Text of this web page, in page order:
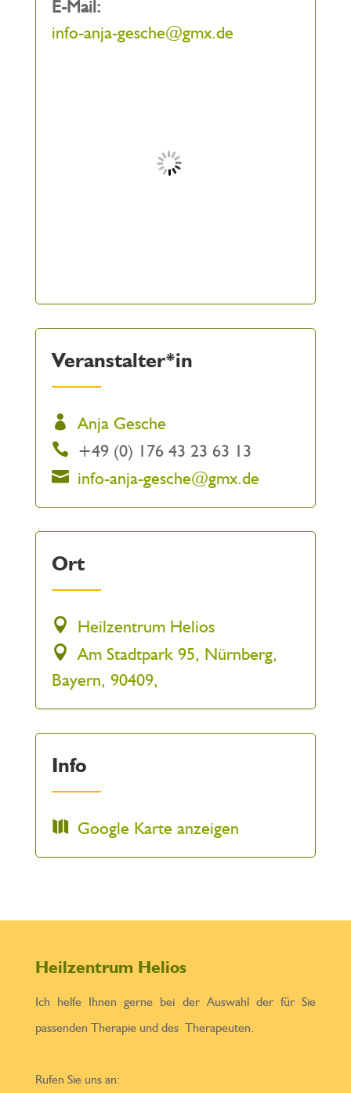
E-Mail:
info-anja-gesche@gmx.de
Veranstalter*in
Anja Gesche
+49 (0) 176 43 23 63 13
info-anja-gesche@gmx.de
Ort
Heilzentrum Helios
Am Stadtpark 95, Nürnberg,
Bayern, 90409,
Info
Google Karte anzeigen
Heilzentrum Helios
Ich helfe Ihnen gerne bei der Auswahl der für Sie
passenden Therapie und des Therapeuten.
Rufen Sie uns an: